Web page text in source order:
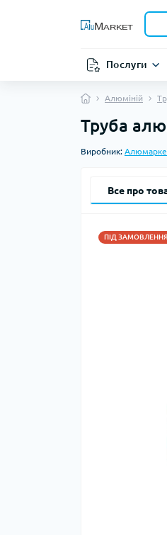
Послуги
Алюміній
Труба
Виробник:
Все про
ПІД ЗАМОВЛЕННЯ